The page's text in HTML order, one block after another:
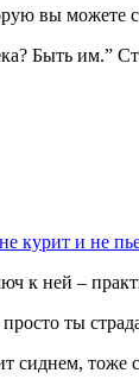
вы можете
Быть им.”
курит и не
к ней –
ты
сиднем,